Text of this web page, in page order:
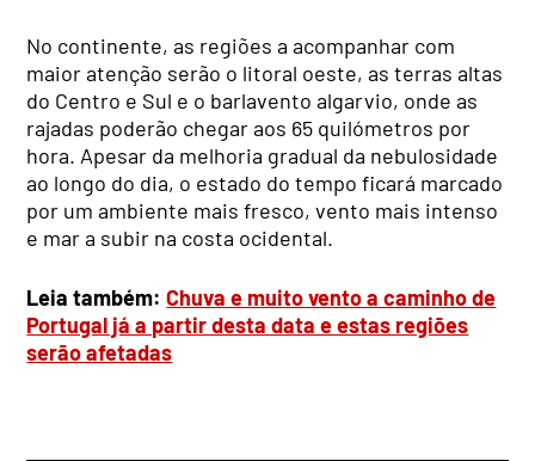
No continente, as regiões a acompanhar com
maior atenção serão o litoral oeste, as terras altas
do Centro e Sul e o barlavento algarvio, onde as
rajadas poderão chegar aos 65 quilómetros por
hora. Apesar da melhoria gradual da nebulosidade
ao longo do dia, o estado do tempo ficará marcado
por um ambiente mais fresco, vento mais intenso
e mar a subir na costa ocidental.
Leia também:Chuva e muito vento a caminho de
Portugal já a partir desta data e estas regiões
serão afetadas